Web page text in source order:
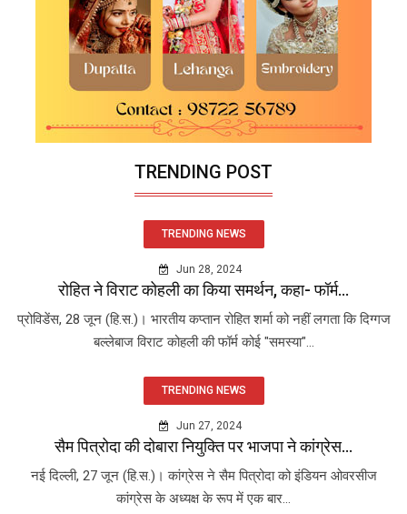
TRENDING POST
TRENDING NEWS
Jun 28, 2024
रोहित ने विराट कोहली का किया समर्थन, कहा- फॉर्म...
प्रोविडेंस, 28 जून (हि.स.)। भारतीय कप्तान रोहित शर्मा को नहीं लगता कि दिग्गज
बल्लेबाज विराट कोहली की फॉर्म कोई "समस्या"...
TRENDING NEWS
Jun 27, 2024
सैम पित्रोदा की दोबारा नियुक्ति पर भाजपा ने कांग्रेस...
नई दिल्ली, 27 जून (हि.स.)। कांग्रेस ने सैम पित्रोदा को इंडियन ओवरसीज
कांग्रेस के अध्यक्ष के रूप में एक बार...